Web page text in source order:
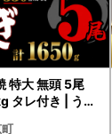
特大 無頭 5尾
タレ付き | う